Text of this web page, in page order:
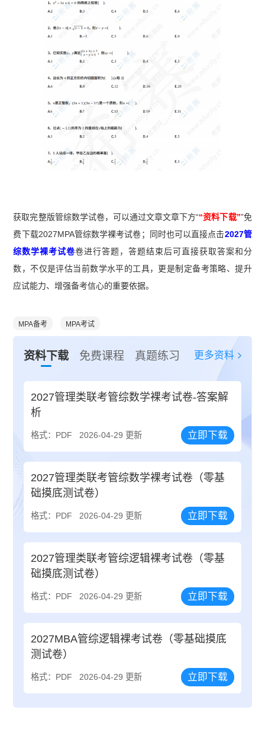
获取完整版管综数学试卷，可以通过文章文章下方““资料下载””免
费下载2027MPA管综数学裸考试卷；同时也可以直接点击2027管
综数学裸考试卷卷进行答题，答题结束后可直接获取答案和分
数，不仅是评估当前数学水平的工具，更是制定备考策略、提升
应试能力、增强备考信心的重要依据。
MPA备考 MPA考试
资料下载 免费课程 真题练习 更多资料
2027管理类联考管综数学裸考试卷-答案解
析
格式：PDF 2026-04-29 更新 立即下载
2027管理类联考管综数学裸考试卷（零基
础摸底测试卷）
格式：PDF 2026-04-29 更新 立即下载
2027管理类联考管综逻辑裸考试卷（零基
础摸底测试卷）
格式：PDF 2026-04-29 更新 立即下载
2027MBA管综逻辑裸考试卷（零基础摸底
测试卷）
格式：PDF 2026-04-29 更新 立即下载